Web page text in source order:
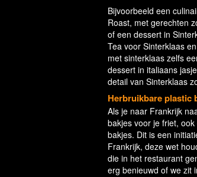
Bijvoorbeeld een
Roast, met gerechten
of een dessert in
Tea voor Sinterklaas
met sinterklaas zelfs
dessert in italiaans
detail van Sinterklaas
Herbruikbare plastic
Als je naar Frankrijk
bakjes voor je friet,
bakjes. Dit is een
Frankrijk, deze wet
die in het restaurant
erg benieuwd of we zit